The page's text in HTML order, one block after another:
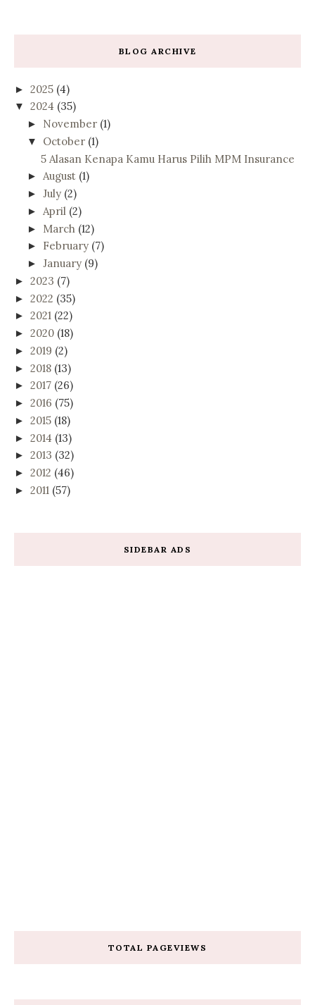
BLOG ARCHIVE
► 2025 (4)
▼ 2024 (35)
► November (1)
▼ October (1)
5 Alasan Kenapa Kamu Harus Pilih MPM Insurance
► August (1)
► July (2)
► April (2)
► March (12)
► February (7)
► January (9)
► 2023 (7)
► 2022 (35)
► 2021 (22)
► 2020 (18)
► 2019 (2)
► 2018 (13)
► 2017 (26)
► 2016 (75)
► 2015 (18)
► 2014 (13)
► 2013 (32)
► 2012 (46)
► 2011 (57)
SIDEBAR ADS
TOTAL PAGEVIEWS